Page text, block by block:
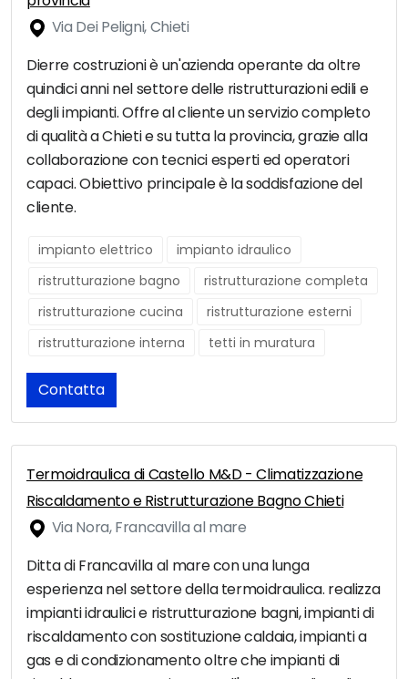
Via Dei Peligni, Chieti
Dierre costruzioni è un'azienda operante da oltre
quindici anni nel settore delle ristrutturazioni edili e
degli impianti. Offre al cliente un servizio completo
di qualità a Chieti e su tutta la provincia, grazie alla
collaborazione con tecnici esperti ed operatori
capaci. Obiettivo principale è la soddisfazione del
cliente.
impianto elettrico
impianto idraulico
ristrutturazione bagno
ristrutturazione completa
ristrutturazione cucina
ristrutturazione esterni
ristrutturazione interna
tetti in muratura
Contatta
Termoidraulica di Castello M&D - Climatizzazione
Riscaldamento e Ristrutturazione Bagno Chieti
Via Nora, Francavilla al mare
Ditta di Francavilla al mare con una lunga
esperienza nel settore della termoidraulica. realizza
impianti idraulici e ristrutturazione bagni, impianti di
riscaldamento con sostituzione caldaia, impianti a
gas e di condizionamento oltre che impianti di